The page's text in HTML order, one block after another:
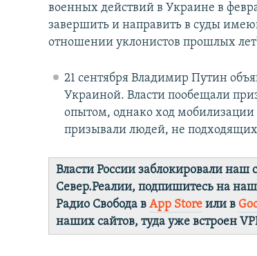
военных действий в Украине в
завершить и направить в суды
отношении уклонистов прошлых
21 сентября Владимир Путин
Украиной. Власти пообещали
опытом, однако ход мобилизации
призывали людей, не подходящих
Власти России заблокировали наш
Север.Реалии, подпишитесь на
Радио Свобода вApp Store или в
наших сайтов, туда уже встроен